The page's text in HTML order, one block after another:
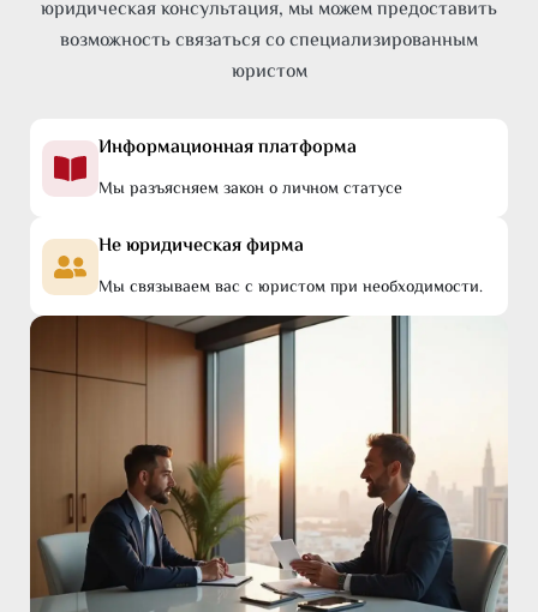
юридическая консультация, мы можем предоставить
возможность связаться со специализированным
юристом
Информационная платформа
Мы разъясняем закон о личном статусе
Не юридическая фирма
Мы связываем вас с юристом при необходимости.